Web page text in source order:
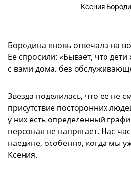
Ксения
Бородина вновь отвечала на
Ее спросили: «Бывает, что дети
с вами дома, без
Звезда поделилась, что ее не
присутствие посторонних
у них есть определенный
персонал не напрягает. Нас
наедине, особенно, когда мы
Ксения.